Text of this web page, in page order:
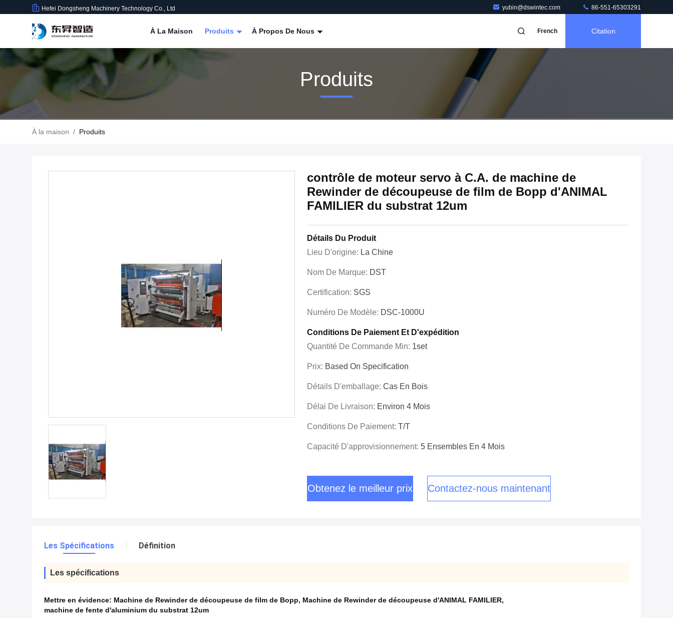
Hefei Dongsheng Machinery Technology Co., Ltd yubin@dswintec.com 86-551-65303291
À La Maison Produits À Propos De Nous French Citation
Produits
À la maison / Produits
contrôle de moteur servo à C.A. de machine de
Rewinder de découpeuse de film de Bopp d'ANIMAL
FAMILIER du substrat 12um
Détails Du Produit
Lieu D'origine: La Chine
Nom De Marque: DST
Certification: SGS
Numéro De Modèle: DSC-1000U
Conditions De Paiement Et D'expédition
Quantité De Commande Min: 1set
Prix: Based On Specification
Détails D'emballage: Cas En Bois
Délai De Livraison: Environ 4 Mois
Conditions De Paiement: T/T
Capacité D'approvisionnement: 5 Ensembles En 4 Mois
Obtenez le meilleur prix Contactez-nous maintenant
Les Spécifications Définition
Les spécifications
Mettre en évidence: Machine de Rewinder de découpeuse de film de Bopp, Machine de Rewinder de découpeuse d'ANIMAL FAMILIER,
machine de fente d'aluminium du substrat 12um